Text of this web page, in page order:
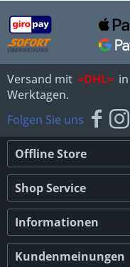
Versand mit =DHL=
Werktagen.
Folgen Sie uns
Offline Store
Shop Service
Informationen
Kundenmeinungen